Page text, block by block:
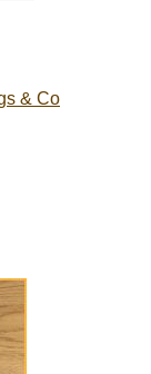
& Co